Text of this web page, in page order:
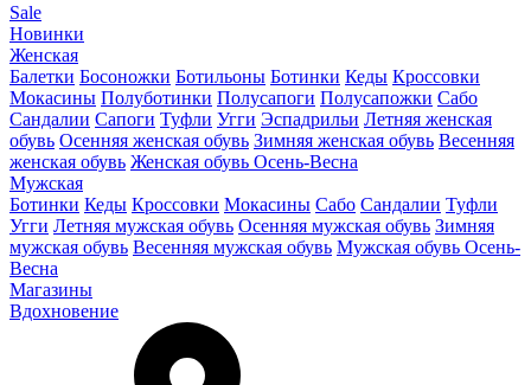
Sale
Новинки
Женская
Балетки Босоножки Ботильоны Ботинки Кеды Кроссовки
Мокасины Полуботинки Полусапоги Полусапожки Сабо
Сандалии Сапоги Туфли Угги Эспадрильи Летняя женская
обувь Осенняя женская обувь Зимняя женская обувь Весенняя
женская обувь Женская обувь Осень-Весна
Мужская
Ботинки Кеды Кроссовки Мокасины Сабо Сандалии Туфли
Угги Летняя мужская обувь Осенняя мужская обувь Зимняя
мужская обувь Весенняя мужская обувь Мужская обувь Осень-
Весна
Магазины
Вдохновение